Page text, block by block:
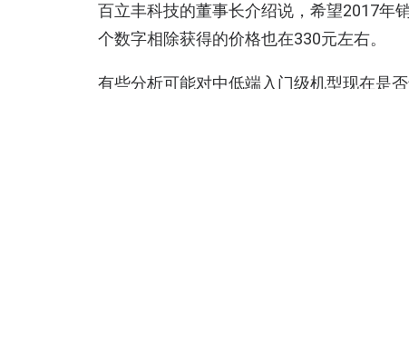
百立丰科技的董事长介绍说，希望2017年
个数字相除获得的价格也在330元左右。
有些分析可能对中低端入门级机型现在是